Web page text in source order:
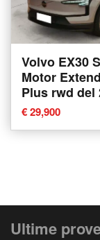
Volvo EX30
Motor
Plus rwd del
a Como
€ 29,900
Ultime